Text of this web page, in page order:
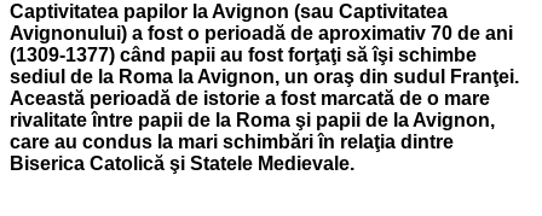
Captivitatea papilor la Avignon (sau Captivitatea
Avignonului) a fost o perioadă de aproximativ 70 de ani
(1309-1377) când papii au fost forţaţi să îşi schimbe
sediul de la Roma la Avignon, un oraş din sudul Franţei.
Această perioadă de istorie a fost marcată de o mare
rivalitate între papii de la Roma şi papii de la Avignon,
care au condus la mari schimbări în relaţia dintre
Biserica Catolică şi Statele Medievale.